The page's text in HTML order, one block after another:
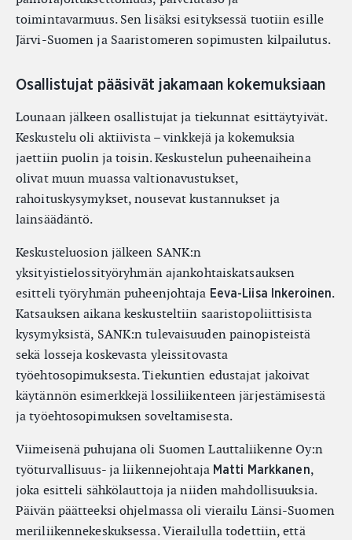
toimintavarmuus. Sen lisäksi esityksessä tuotiin esille
Järvi-Suomen ja Saaristomeren sopimusten kilpailutus.
Osallistujat pääsivät jakamaan kokemuksiaan
Lounaan jälkeen osallistujat ja tiekunnat esittäytyivät.
Keskustelu oli aktiivista – vinkkejä ja kokemuksia
jaettiin puolin ja toisin. Keskustelun puheenaiheina
olivat muun muassa valtionavustukset,
rahoituskysymykset, nousevat kustannukset ja
lainsäädäntö.
Keskusteluosion jälkeen SANK:n
yksityistielossityöryhmän ajankohtaiskatsauksen
esitteli työryhmän puheenjohtaja Eeva-Liisa Inkeroinen.
Katsauksen aikana keskusteltiin saaristopoliittisista
kysymyksistä, SANK:n tulevaisuuden painopisteistä
sekä losseja koskevasta yleissitovasta
työehtosopimuksesta. Tiekuntien edustajat jakoivat
käytännön esimerkkejä lossiliikenteen järjestämisestä
ja työehtosopimuksen soveltamisesta.
Viimeisenä puhujana oli Suomen Lauttaliikenne Oy:n
työturvallisuus- ja liikennejohtaja Matti Markkanen,
joka esitteli sähkölauttoja ja niiden mahdollisuuksia.
Päivän päätteeksi ohjelmassa oli vierailu Länsi-Suomen
meriliikennekeskuksessa. Vierailulla todettiin, että